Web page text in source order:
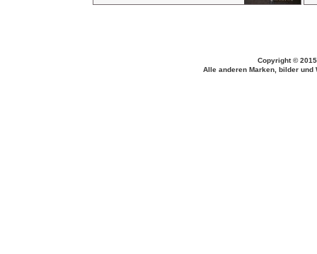
Copyright ©
Alle anderen Marken, bilder und